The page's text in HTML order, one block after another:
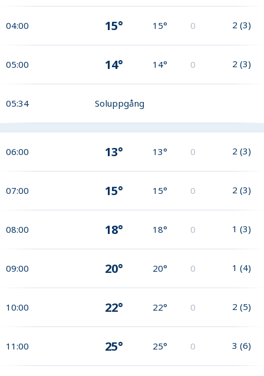
04:00 15° 15° 0 2 (3)
05:00 14° 14° 0 2 (3)
05:34 Soluppgång
06:00 13° 13° 0 2 (3)
07:00 15° 15° 0 2 (3)
08:00 18° 18° 0 1 (3)
09:00 20° 20° 0 1 (4)
10:00 22° 22° 0 2 (5)
11:00 25° 25° 0 3 (6)